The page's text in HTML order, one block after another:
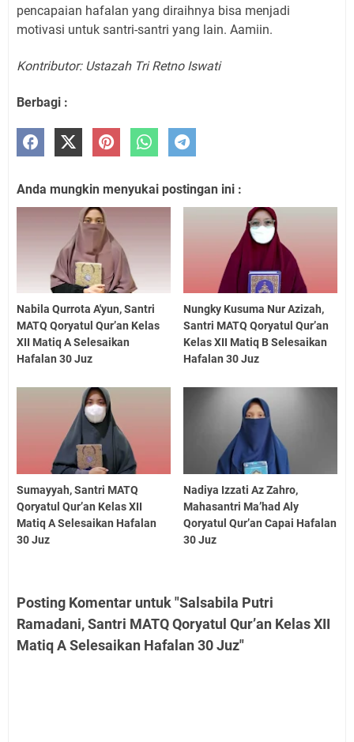
pencapaian hafalan yang diraihnya bisa menjadi
motivasi untuk santri-santri yang lain. Aamiin.
Kontributor: Ustazah Tri Retno Iswati
Berbagi :
Anda mungkin menyukai postingan ini :
Nabila Qurrota A'yun, Santri
MATQ Qoryatul Qur’an Kelas
XII Matiq A Selesaikan
Hafalan 30 Juz
Nungky Kusuma Nur Azizah,
Santri MATQ Qoryatul Qur’an
Kelas XII Matiq B Selesaikan
Hafalan 30 Juz
Sumayyah, Santri MATQ
Qoryatul Qur’an Kelas XII
Matiq A Selesaikan Hafalan
30 Juz
Nadiya Izzati Az Zahro,
Mahasantri Ma’had Aly
Qoryatul Qur’an Capai Hafalan
30 Juz
Posting Komentar untuk "Salsabila Putri
Ramadani, Santri MATQ Qoryatul Qur’an Kelas XII
Matiq A Selesaikan Hafalan 30 Juz"